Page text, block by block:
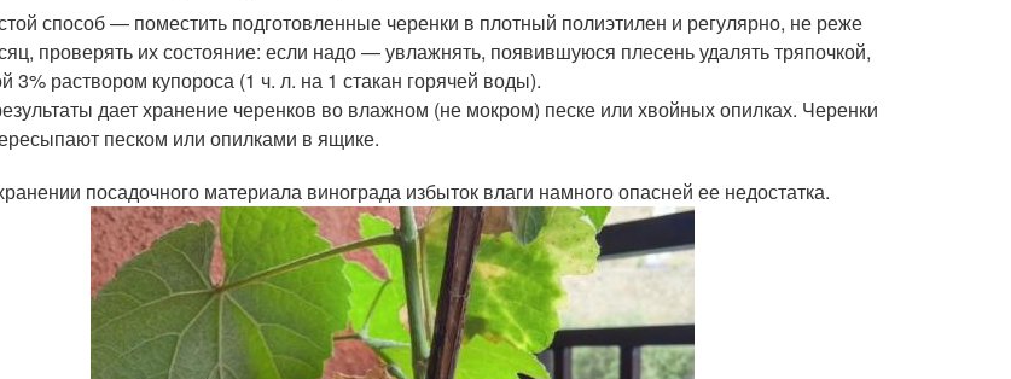
способ — поместить подготовленные черенки в плотный полиэтилен и регулярно, не реже
проверять их состояние: если надо — увлажнять, появившуюся плесень удалять тряпочкой,
3% раствором купороса (1 ч. л. на 1 стакан горячей воды).
дает хранение черенков во влажном (не мокром) песке или хвойных опилках. Черенки
песком или опилками в ящике.
посадочного материала винограда избыток влаги намного опасней ее недостатка.